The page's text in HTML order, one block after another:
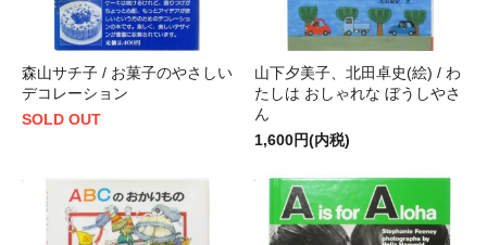
森山サチ子 / お菓子のやさしい
デコレーション
SOLD OUT
山下夕美子、北田卓史(絵) / わ
たしは おしゃれな ぼうしやさ
ん
1,600円(内税)